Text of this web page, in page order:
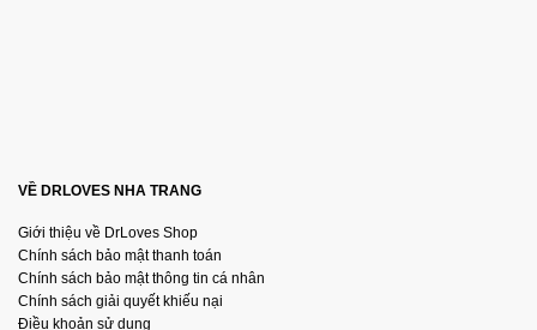
VỀ DRLOVES NHA TRANG
Giới thiệu về DrLoves Shop
Chính sách bảo mật thanh toán
Chính sách bảo mật thông tin cá nhân
Chính sách giải quyết khiếu nại
Điều khoản sử dụng